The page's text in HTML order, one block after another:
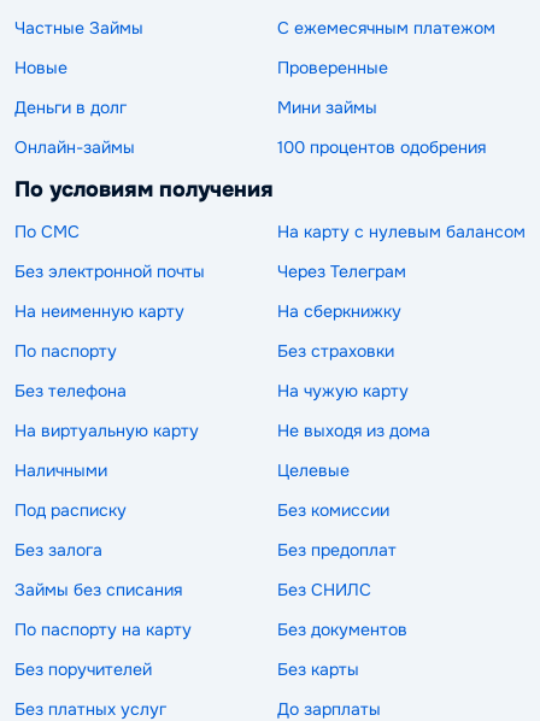
Частные Займы
С ежемесячным платежом
Новые
Проверенные
Деньги в долг
Мини займы
Онлайн-займы
100 процентов одобрения
По условиям получения
По СМС
На карту с нулевым балансом
Без электронной почты
Через Телеграм
На неименную карту
На сберкнижку
По паспорту
Без страховки
Без телефона
На чужую карту
На виртуальную карту
Не выходя из дома
Наличными
Целевые
Под расписку
Без комиссии
Без залога
Без предоплат
Займы без списания
Без СНИЛС
По паспорту на карту
Без документов
Без поручителей
Без карты
Без платных услуг
До зарплаты